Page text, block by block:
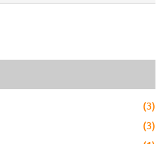
(3)
(3)